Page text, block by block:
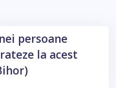
persoane
la acest